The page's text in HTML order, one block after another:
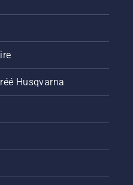
Husqvarna